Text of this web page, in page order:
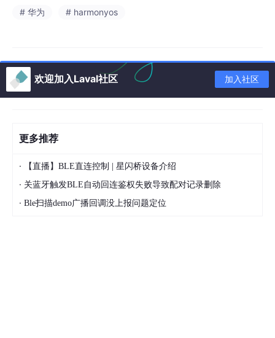
# 华为 # harmonyos
欢迎加入Laval社区 加入社区
更多推荐
· 【直播】BLE直连控制 | 星闪桥设备介绍
· 关蓝牙触发BLE自动回连鉴权失败导致配对记录删除
· Ble扫描demo广播回调没上报问题定位